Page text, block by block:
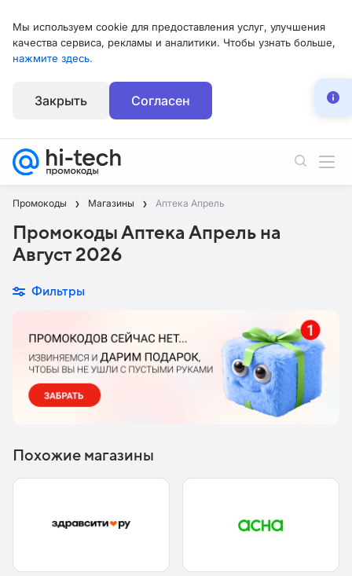
Мы используем cookie для предоставления услуг, улучшения
качества сервиса, рекламы и аналитики. Чтобы узнать больше,
нажмите здесь.
Закрыть Согласен
Промокоды Магазины Аптека Апрель
Промокоды Аптека Апрель на
Август 2026
Фильтры
Похожие магазины